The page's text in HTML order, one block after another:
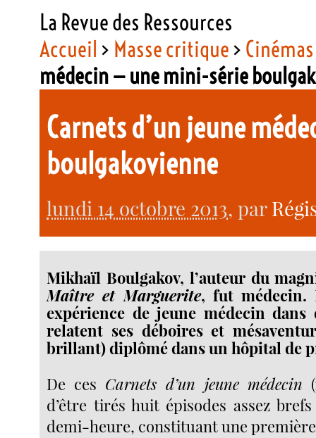
La Revue des Ressources
Accueil > Masse critique>
médecin — une mini-série
Carnets d’un jeune
boulgakovienne
lundi 14 octobre 2013, par
Mikhaïl Boulgakov, l’auteur du
Maître et Marguerite, fut médecin.
expérience de jeune médecin
relatent ses déboires et
brillant) diplômé dans un hôpital de
De ces Carnets d’un jeune médecin
d’être tirés huit épisodes assez
demi-heure, constituant une